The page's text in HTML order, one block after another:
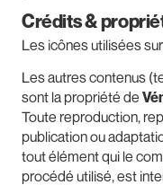
Crédits &
Les icônes utilisées
Les autres contenus
sont la propriété de
Toute reproduction,
publication ou
tout élément qui le
procédé utilisé, est